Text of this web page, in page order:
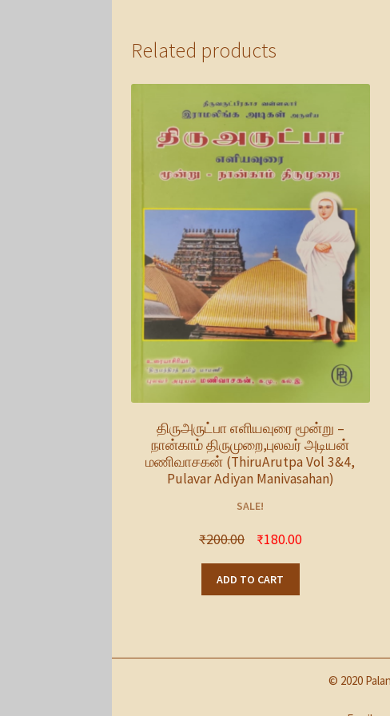
Related products
திருஅருட்பா எளியவுரை மூன்று –
நான்காம் திருமுறை,புலவர் அடியன்
மணிவாசகன் (ThiruArutpa Vol 3&4,
Pulavar Adiyan Manivasahan)
SALE!
₹200.00 ₹180.00
ADD TO CART
© 2020